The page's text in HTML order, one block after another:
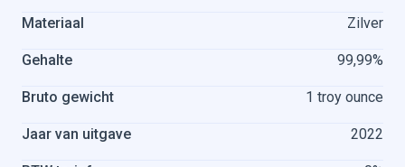
Gouden munten verkopen
Zilver verkopen
Zilverbaren verkopen
Materiaal Zilver
Gehalte 99,99%
Bruto gewicht 1 troy ounce
Jaar van uitgave 2022